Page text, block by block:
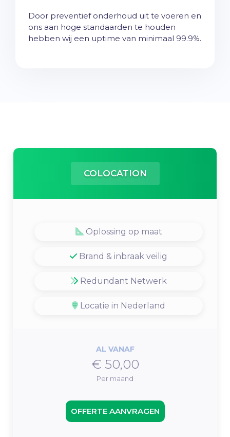
Door preventief onderhoud uit te voeren en
ons aan hoge standaarden te houden
hebben wij een uptime van minimaal 99.9%.
COLOCATION
Oplossing op maat
Brand & inbraak veilig
Redundant Netwerk
Locatie in Nederland
AL VANAF
€ 50,00
Per maand
OFFERTE AANVRAGEN